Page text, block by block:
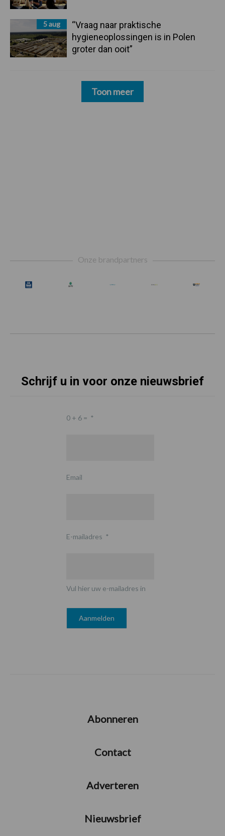
5 aug
“Vraag naar praktische
hygieneoplossingen is in Polen
groter dan ooit”
Toon meer
Onze brandpartners
Schrijf u in voor onze nieuwsbrief
0 + 6 = *
Email
E-mailadres *
Vul hier uw e-mailadres in
Abonneren
Contact
Adverteren
Nieuwsbrief